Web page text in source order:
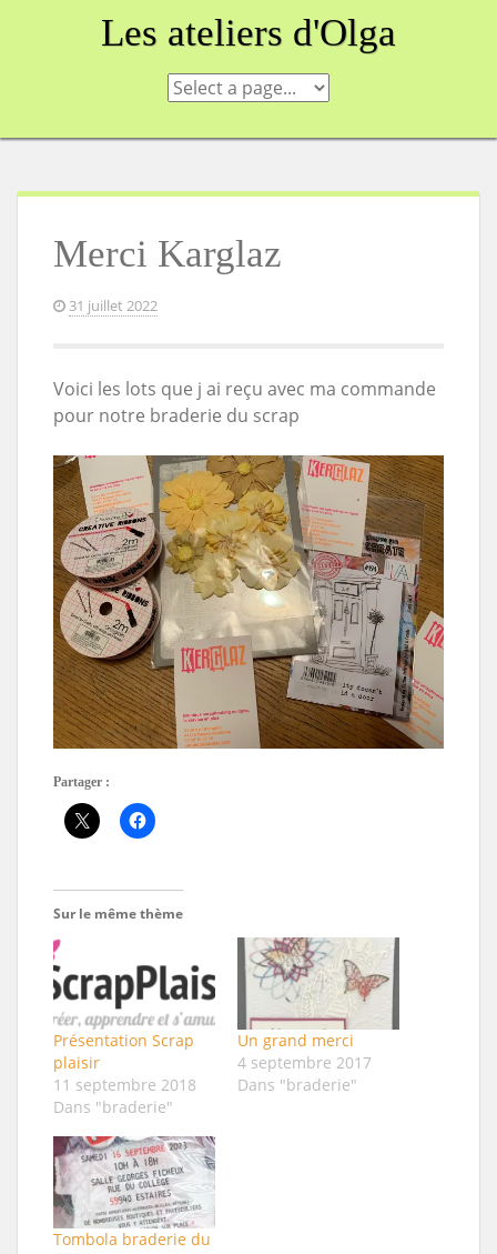
Les ateliers d'Olga
Merci Karglaz
31 juillet 2022
Voici les lots que j ai reçu avec ma commande
pour notre braderie du scrap
Partager :
Sur le même thème
Présentation Scrap
plaisir
11 septembre 2018
Dans "braderie"
Un grand merci
4 septembre 2017
Dans "braderie"
Tombola braderie du